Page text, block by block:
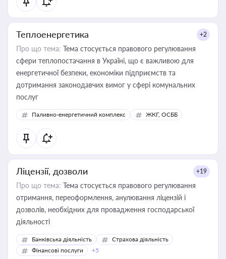
Теплоенергетика +2
Про що тема: Тема стосується правового регулювання
сфери теплопостачання в Україні, що є важливою для
енергетичної безпеки, економіки підприємств та
дотримання законодавчих вимог у сфері комунальних
послуг
Паливно-енергетичний комплекс ЖКГ, ОСББ
Ліцензії, дозволи +19
Про що тема: Тема стосується правового регулювання
отримання, переоформлення, анулювання ліцензій і
дозволів, необхідних для провадження господарської
діяльності
Банківська діяльність
Страхова діяльність
Фінансові послуги
+5